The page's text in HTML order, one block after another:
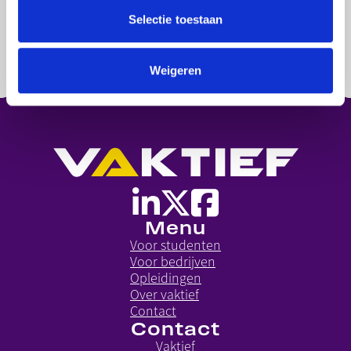
Selectie toestaan
Weigeren
zoeken naar een baan.
Menu
Voor studenten
Voor bedrijven
Opleidingen
Over vaktief
Contact
Contact
Vaktief